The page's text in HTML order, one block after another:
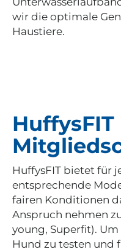
wir die optimale
Haustiere.
HuffysFIT
HuffysFIT bietet für
entsprechende
fairen Konditionen
Anspruch nehmen
young, Superfit).
Hund zu testen und